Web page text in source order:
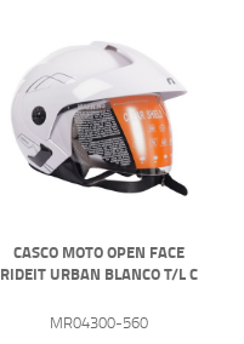
CASCO MOTO OPEN FACE
RIDEIT URBAN BLANCO T/L C
MR04300-560